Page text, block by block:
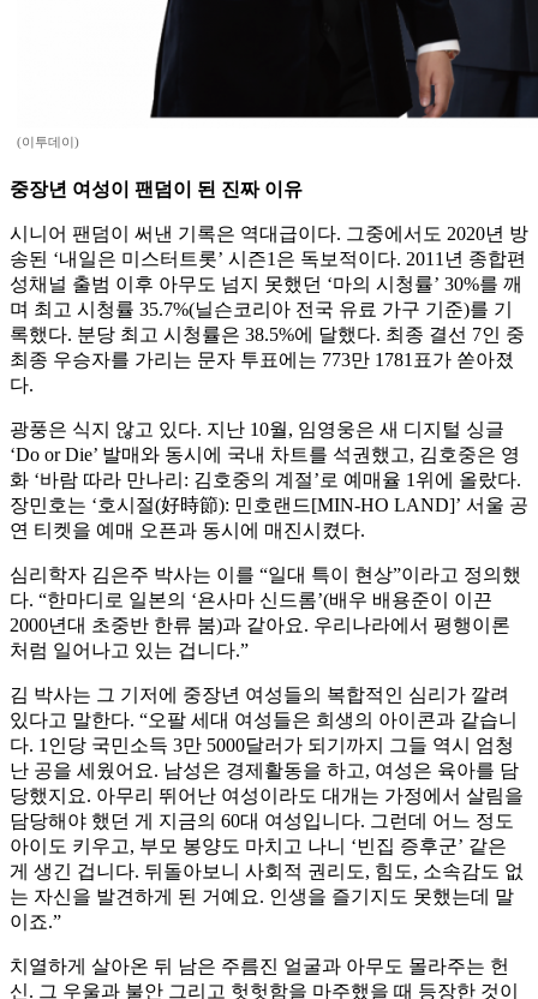
(이투데이)
중장년 여성이 팬덤이 된 진짜 이유
시니어 팬덤이 써낸 기록은 역대급이다. 그중에서도 2020년 방
송된 ‘내일은 미스터트롯’ 시즌1은 독보적이다. 2011년 종합편
성채널 출범 이후 아무도 넘지 못했던 ‘마의 시청률’ 30%를 깨
며 최고 시청률 35.7%(닐슨코리아 전국 유료 가구 기준)를 기
록했다. 분당 최고 시청률은 38.5%에 달했다. 최종 결선 7인 중
최종 우승자를 가리는 문자 투표에는 773만 1781표가 쏟아졌
다.
광풍은 식지 않고 있다. 지난 10월, 임영웅은 새 디지털 싱글
‘Do or Die’ 발매와 동시에 국내 차트를 석권했고, 김호중은 영
화 ‘바람 따라 만나리: 김호중의 계절’로 예매율 1위에 올랐다.
장민호는 ‘호시절(好時節): 민호랜드[MIN-HO LAND]’ 서울 공
연 티켓을 예매 오픈과 동시에 매진시켰다.
심리학자 김은주 박사는 이를 “일대 특이 현상”이라고 정의했
다. “한마디로 일본의 ‘욘사마 신드롬’(배우 배용준이 이끈
2000년대 초중반 한류 붐)과 같아요. 우리나라에서 평행이론
처럼 일어나고 있는 겁니다.”
김 박사는 그 기저에 중장년 여성들의 복합적인 심리가 깔려
있다고 말한다. “오팔 세대 여성들은 희생의 아이콘과 같습니
다. 1인당 국민소득 3만 5000달러가 되기까지 그들 역시 엄청
난 공을 세웠어요. 남성은 경제활동을 하고, 여성은 육아를 담
당했지요. 아무리 뛰어난 여성이라도 대개는 가정에서 살림을
담당해야 했던 게 지금의 60대 여성입니다. 그런데 어느 정도
아이도 키우고, 부모 봉양도 마치고 나니 ‘빈집 증후군’ 같은
게 생긴 겁니다. 뒤돌아보니 사회적 권리도, 힘도, 소속감도 없
는 자신을 발견하게 된 거예요. 인생을 즐기지도 못했는데 말
이죠.”
치열하게 살아온 뒤 남은 주름진 얼굴과 아무도 몰라주는 헌
신. 그 우울과 불안 그리고 헛헛함을 마주했을 때 등장한 것이